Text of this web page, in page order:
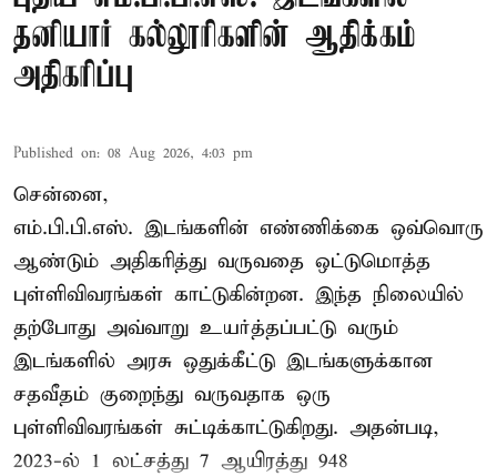
தனியார் கல்லூரிகளின் ஆதிக்கம்
அதிகரிப்பு
Published on: 08 Aug 2026, 4:03 pm
சென்னை,
எம்.பி.பி.எஸ். இடங்களின் எண்ணிக்கை ஒவ்வொரு
ஆண்டும் அதிகரித்து வருவதை ஒட்டுமொத்த
புள்ளிவிவரங்கள் காட்டுகின்றன. இந்த நிலையில்
தற்போது அவ்வாறு உயர்த்தப்பட்டு வரும்
இடங்களில் அரசு ஒதுக்கீட்டு இடங்களுக்கான
சதவீதம் குறைந்து வருவதாக ஒரு
புள்ளிவிவரங்கள் சுட்டிக்காட்டுகிறது. அதன்படி,
2023-ல் 1 லட்சத்து 7 ஆயிரத்து 948